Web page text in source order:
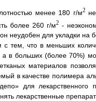
менее 180 г/м2не
более 260 г/м2-
неудобен для укладки на
с тем, что в меньших
в больших (более 70%)
материалов
в качестве полимера
для лекарственного
лекарственные